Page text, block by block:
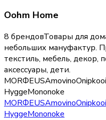
Oohm Home
8 брендовТовары для
небольших мануфактур.
текстиль, мебель, декор,
аксессуары, дети.
MORФEUSAmovinoOnipko
HyggeMononoke
MORФEUSAmovinoOnipko
HyggeMononoke